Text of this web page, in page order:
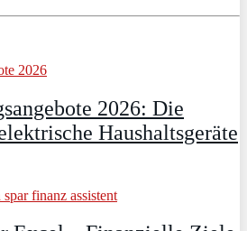
2026: Die
Haushaltsgeräte